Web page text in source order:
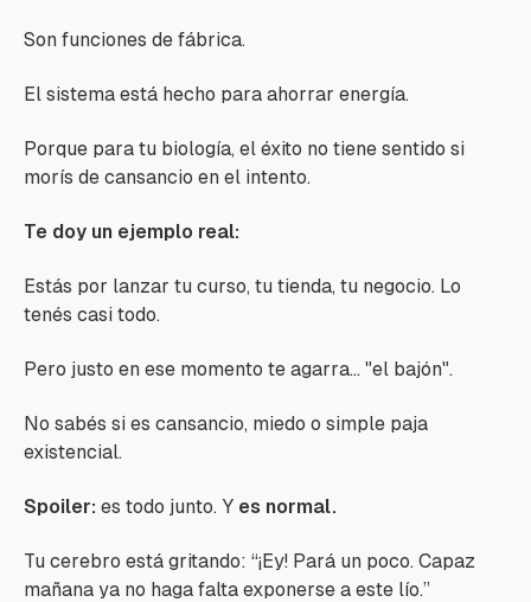
Son funciones de fábrica.
El sistema está hecho para ahorrar energía.
Porque para tu biología, el éxito no tiene sentido si
morís de cansancio en el intento.
Te doy un ejemplo real:
Estás por lanzar tu curso, tu tienda, tu negocio. Lo
tenés casi todo.
Pero justo en ese momento te agarra... "el bajón".
No sabés si es cansancio, miedo o simple paja
existencial.
Spoiler: es todo junto. Y es normal.
Tu cerebro está gritando: “¡Ey! Pará un poco. Capaz
mañana ya no haga falta exponerse a este lío.”